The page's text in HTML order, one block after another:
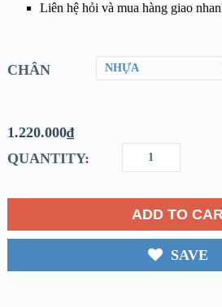
Liên hệ hỏi và mua hàng giao
CHÂN
1.220.000₫
QUANTITY:
ADD TO
SAVE